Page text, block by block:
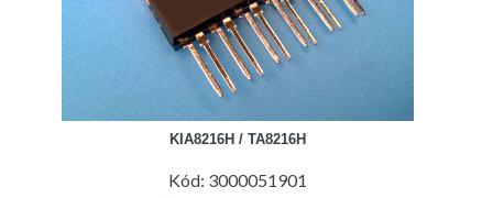
KIA8216H / TA8216H
Kód: 3000051901